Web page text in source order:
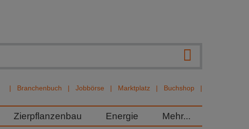
Branchenbuch Jobbörse Marktplatz Buchshop
Zierpflanzenbau Energie Mehr...